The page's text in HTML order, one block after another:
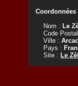
Nom : Le
Code
Ville :
Pays :
Site : Le